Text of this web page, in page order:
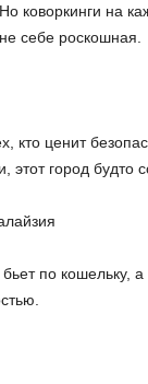
коворкинги на
себе роскошная.
кто ценит
этот город будто
по кошельку, а